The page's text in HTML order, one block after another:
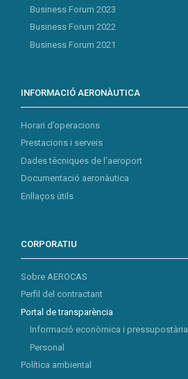
Business Forum 2023
Business Forum 2022
Business Forum 2021
INFORMACIÓ AERONÀUTICA
Horari d’operacions
Prestacions i serveis
Dades tècniques de l’aeroport
Documentació aeronàutica
Enllaços útils
CORPORATIU
Sobre AEROCAS
Perfil del contractant
Portal de transparència
Informació econòmica i pressupostària
Personal
Política ambiental